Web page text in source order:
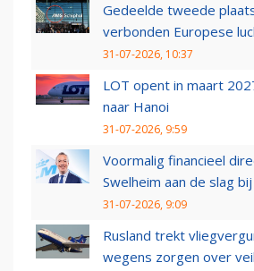
Gedeelde tweede
verbonden Europese
31-07-2026, 10:37
LOT opent in maart
naar Hanoi
31-07-2026, 9:59
Voormalig financieel
Swelheim aan de slag
31-07-2026, 9:09
Rusland trekt
wegens zorgen over